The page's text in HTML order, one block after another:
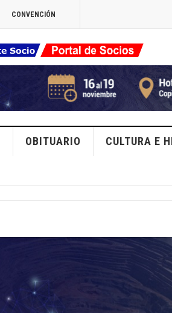
CONVENCIÓN
OBITUARIO CULTURA E